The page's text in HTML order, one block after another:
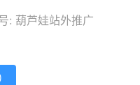
: 葫芦娃站外推广
)